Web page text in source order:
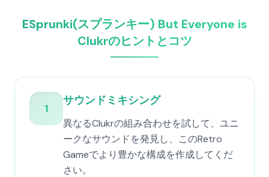
ESprunki(スプランキー) But Everyone is
Clukrのヒントとコツ
1
サウンドミキシング
異なるClukrの組み合わせを試して、ユニ
ークなサウンドを発見し、このRetro
Gameでより豊かな構成を作成してくだ
さい。